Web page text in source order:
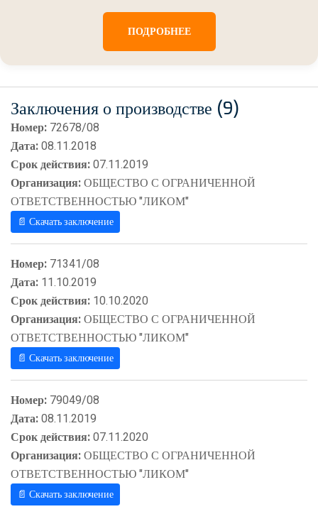
ПОДРОБНЕЕ
Заключения о производстве (9)
Номер: 72678/08
Дата:08.11.2018
Срок действия:07.11.2019
Организация:ОБЩЕСТВО С ОГРАНИЧЕННОЙ
ОТВЕТСТВЕННОСТЬЮ "ЛИКОМ"
📄 Скачать заключение
Номер: 71341/08
Дата: 11.10.2019
Срок действия: 10.10.2020
Организация:ОБЩЕСТВО С ОГРАНИЧЕННОЙ
ОТВЕТСТВЕННОСТЬЮ "ЛИКОМ"
📄 Скачать заключение
Номер: 79049/08
Дата:08.11.2019
Срок действия:07.11.2020
Организация:ОБЩЕСТВО С ОГРАНИЧЕННОЙ
ОТВЕТСТВЕННОСТЬЮ "ЛИКОМ"
📄 Скачать заключение